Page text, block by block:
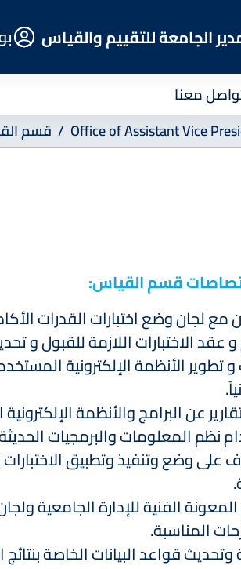
الجامعة للتقييم والقياس E-
معنا
Office of Assistant Vice قسم
قسم القياس:
مع لجان وضع اختبارات القدرات
عقد الاختبارات اللازمة للقبول و
تطوير الأنظمة الإلكترونية
عن البرامج والأنظمة
نظم المعلومات والبرمجيات
على وضع وتنفيذ وتطبيق الاختبارات
الفنية للإدارة الجامعية
المناسبة.
وتحديث قواعد البيانات الخاصة